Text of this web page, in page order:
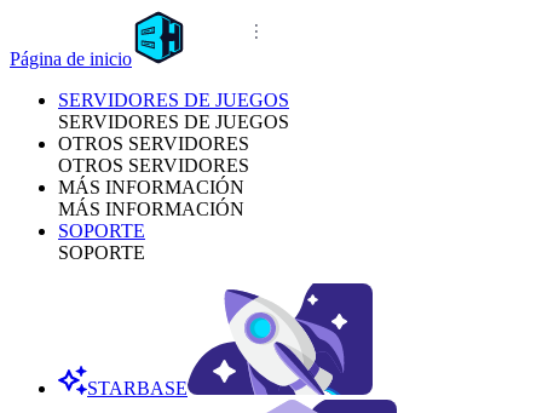
Página de inicio
SERVIDORES DE JUEGOS
SERVIDORES DE JUEGOS
OTROS SERVIDORES
OTROS SERVIDORES
MÁS INFORMACIÓN
MÁS INFORMACIÓN
SOPORTE
SOPORTE
STARBASE